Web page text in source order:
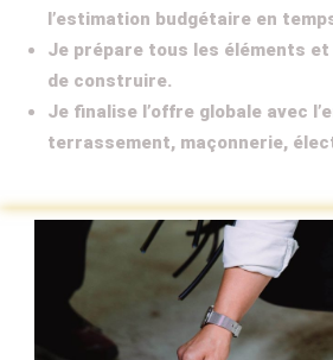
l’estimation budgétaire en
Je prépare tous les éléments et
de construire.
Je finalise l’offre globale avec
terrassement, maçonnerie,